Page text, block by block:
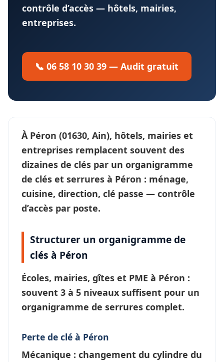
contrôle d’accès — hôtels, mairies,
entreprises.
📞 06 58 10 30 39 — Audit gratuit
À Péron (01630, Ain), hôtels, mairies et
entreprises remplacent souvent des
dizaines de clés par un organigramme
de clés et serrures à Péron : ménage,
cuisine, direction, clé passe — contrôle
d’accès par poste.
Structurer un organigramme de
clés à Péron
Écoles, mairies, gîtes et PME à Péron :
souvent 3 à 5 niveaux suffisent pour un
organigramme de serrures complet.
Perte de clé à Péron
Mécanique : changement du cylindre du